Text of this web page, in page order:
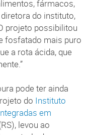
fármacos,
do instituto,
projeto possibilitou
fosfatado mais puro
a rota ácida, que
pode ter ainda
do Instituto
em
levou ao